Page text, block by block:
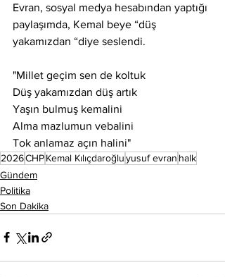
Evran, sosyal medya hesabından yaptığı
paylaşımda, Kemal beye “düş
yakamızdan “diye seslendi.
"Millet geçim sen de koltuk
Düş yakamızdan düş artık
Yaşın bulmuş kemalini
Alma mazlumun vebalini
Tok anlamaz açın halini"
2026CHPKemal Kılıçdaroğluyusuf evran halk
Gündem
Politika
Son Dakika